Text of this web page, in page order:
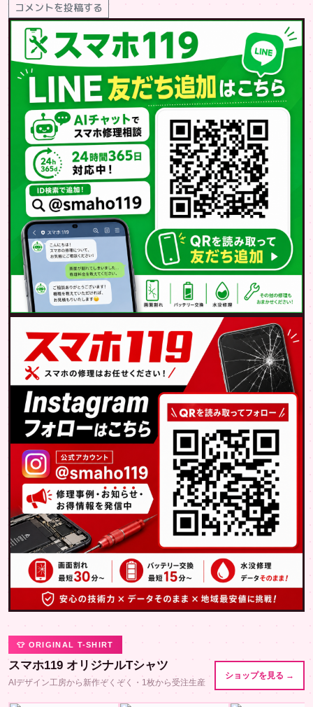
コメントを投稿する
👕 ORIGINAL T-SHIRT
スマホ119 オリジナルTシャツ
AIデザイン工房から新作ぞくぞく・1枚から受注生産
ショップを見る →